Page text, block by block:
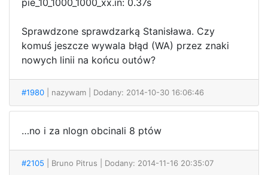
pie_10_1000_1000_xx.in: 0.37s
Sprawdzone sprawdzarką Stanisława. Czy
komuś jeszcze wywala błąd (WA) przez znaki
nowych linii na końcu outów?
#1980 | nazywam | Dodany: 2014-10-30 16:06:46
…no i za nlogn obcinali 8 ptów
#2105 | Bruno Pitrus | Dodany: 2014-11-16 20:35:07